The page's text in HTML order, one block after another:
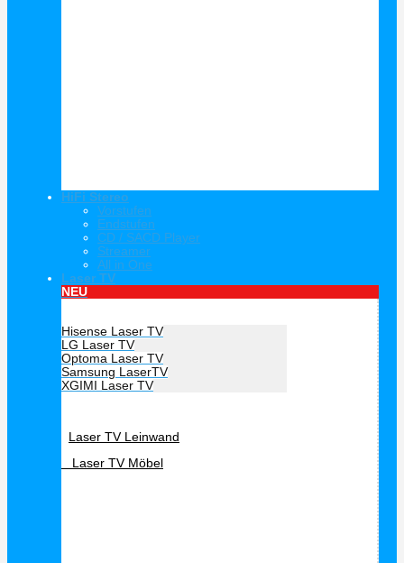
HiFi Stereo
Vorstufen
Endstufen
CD / SACD Player
Streamer
All in One
Laser TV
NEU
Hisense Laser TV
LG Laser TV
Optoma Laser TV
Samsung LaserTV
XGIMI Laser TV
Laser TV Leinwand
Laser TV Möbel